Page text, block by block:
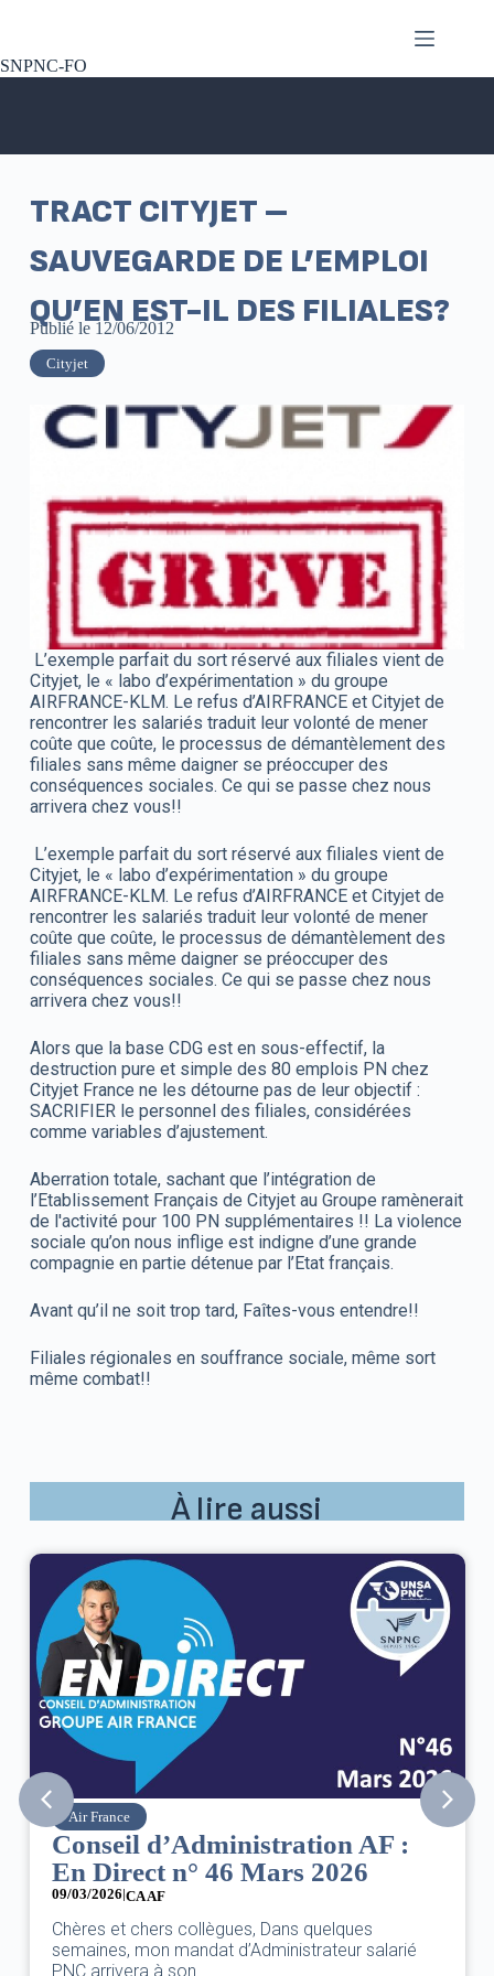
SNPNC-FO
TRACT CITYJET –
SAUVEGARDE DE L’EMPLOI
QU’EN EST-IL DES FILIALES?
Publié le 12/06/2012
Cityjet
L’exemple parfait du sort réservé aux filiales vient de
Cityjet, le « labo d’expérimentation » du groupe
AIRFRANCE-KLM. Le refus d’AIRFRANCE et Cityjet de
rencontrer les salariés traduit leur volonté de mener
coûte que coûte, le processus de démantèlement des
filiales sans même daigner se préoccuper des
conséquences sociales. Ce qui se passe chez nous
arrivera chez vous!!
L’exemple parfait du sort réservé aux filiales vient de
Cityjet, le « labo d’expérimentation » du groupe
AIRFRANCE-KLM. Le refus d’AIRFRANCE et Cityjet de
rencontrer les salariés traduit leur volonté de mener
coûte que coûte, le processus de démantèlement des
filiales sans même daigner se préoccuper des
conséquences sociales. Ce qui se passe chez nous
arrivera chez vous!!
Alors que la base CDG est en sous-effectif, la
destruction pure et simple des 80 emplois PN chez
Cityjet France ne les détourne pas de leur objectif :
SACRIFIER le personnel des filiales, considérées
comme variables d’ajustement.
Aberration totale, sachant que l’intégration de
l’Etablissement Français de Cityjet au Groupe ramènerait
de l'activité pour 100 PN supplémentaires !! La violence
sociale qu’on nous inflige est indigne d’une grande
compagnie en partie détenue par l’Etat français.
Avant qu’il ne soit trop tard, Faîtes-vous entendre!!
Filiales régionales en souffrance sociale, même sort
même combat!!
À lire aussi
Air France
Conseil d’Administration AF :
En Direct n° 46 Mars 2026
09/03/2026|CA AF
Chères et chers collègues, Dans quelques
semaines, mon mandat d’Administrateur salarié
PNC arrivera à son...